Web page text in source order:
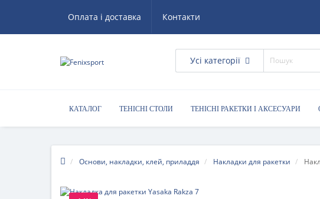
Оплата і доставка Контакти
Усі категорії
КАТАЛОГ ТЕНІСНІ СТОЛИ ТЕНІСНІ РАКЕТКИ І АКСЕСУАРИ
КОРИСНІ ПОРАДИ
Основи, накладки, клей, приладдя Накладки для ракетки